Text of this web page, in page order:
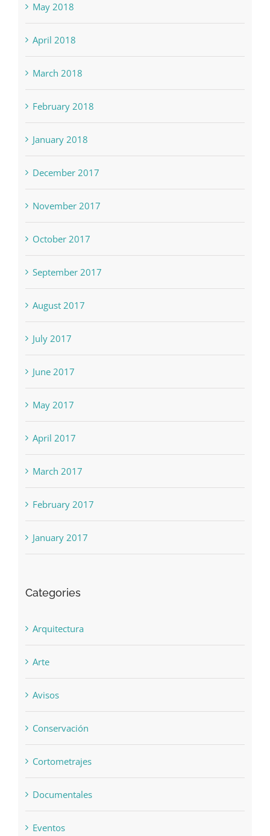
May 2018
April 2018
March 2018
February 2018
January 2018
December 2017
November 2017
October 2017
September 2017
August 2017
July 2017
June 2017
May 2017
April 2017
March 2017
February 2017
January 2017
Categories
Arquitectura
Arte
Avisos
Conservación
Cortometrajes
Documentales
Eventos